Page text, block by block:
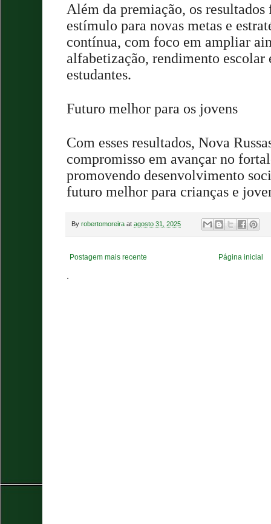
Além da premiação, os
estímulo para novas metas e
contínua, com foco em ampliar
alfabetização, rendimento escolar
estudantes.
Futuro melhor para os jovens
Com esses resultados, Nova
compromisso em avançar no
promovendo desenvolvimento
futuro melhor para crianças e
By robertomoreira at agosto 31, 2025
Postagem mais recente Página inicial
.